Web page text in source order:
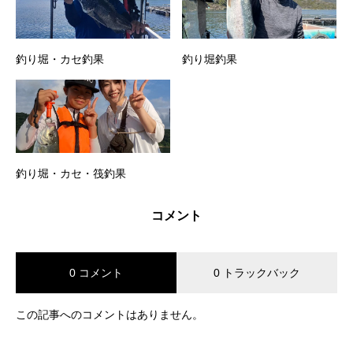
釣り堀・カセ釣果 釣り堀釣果
釣り堀・カセ・筏釣果
コメント
0 コメント 0 トラックバック
この記事へのコメントはありません。